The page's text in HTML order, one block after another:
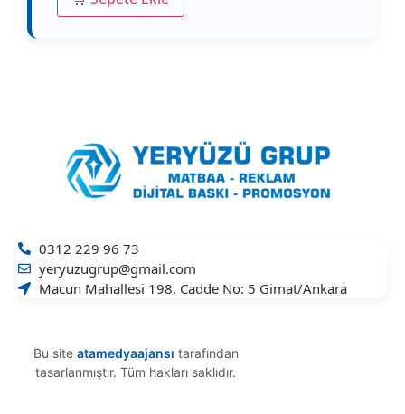
0312 229 96 73
yeryuzugrup@gmail.com
Macun Mahallesi 198. Cadde No: 5 Gimat/Ankara
Bu site atamedyaajansı tarafından
tasarlanmıştır. Tüm hakları saklıdır.